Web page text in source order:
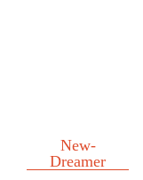
New-
Dreamer